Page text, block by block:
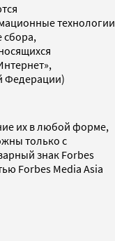
технологии
сбора,
Федерации)
их в любой форме,
только с
знак Forbes
Forbes Media Asia